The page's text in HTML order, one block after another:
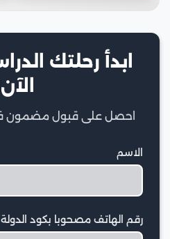
ابدأ رحلتك
احصل على قبول مضمون
الاسم
رقم الهاتف مصحوبا بكود الدولة